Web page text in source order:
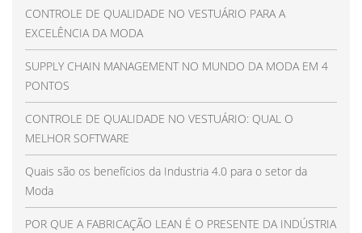
CONTROLE DE QUALIDADE NO VESTUÁRIO PARA A
EXCELÊNCIA DA MODA
SUPPLY CHAIN MANAGEMENT NO MUNDO DA MODA EM 4
PONTOS
CONTROLE DE QUALIDADE NO VESTUÁRIO: QUAL O
MELHOR SOFTWARE
Quais são os benefícios da Industria 4.0 para o setor da
Moda
POR QUE A FABRICAÇÃO LEAN É O PRESENTE DA INDÚSTRIA